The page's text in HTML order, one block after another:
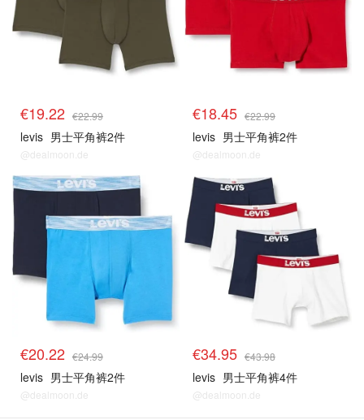
€19.22 €22.99
levis 男士平角裤2件
@dealmoon.de
€18.45 €22.99
levis 男士平角裤2件
@dealmoon.de
€20.22 €24.99
levis 男士平角裤2件
@dealmoon.de
€34.95 €43.98
levis 男士平角裤4件
@dealmoon.de